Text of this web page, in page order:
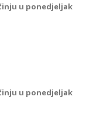
u ponedjeljak
u ponedjeljak